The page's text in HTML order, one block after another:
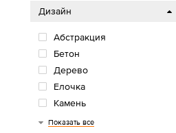
Дизайн
Абстракция
Бетон
Дерево
Елочка
Камень
Крошка
Мрамор
Показать все